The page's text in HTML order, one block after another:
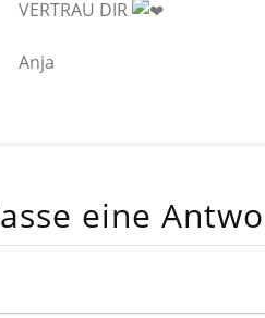
VERTRAU DIR
Anja
eine